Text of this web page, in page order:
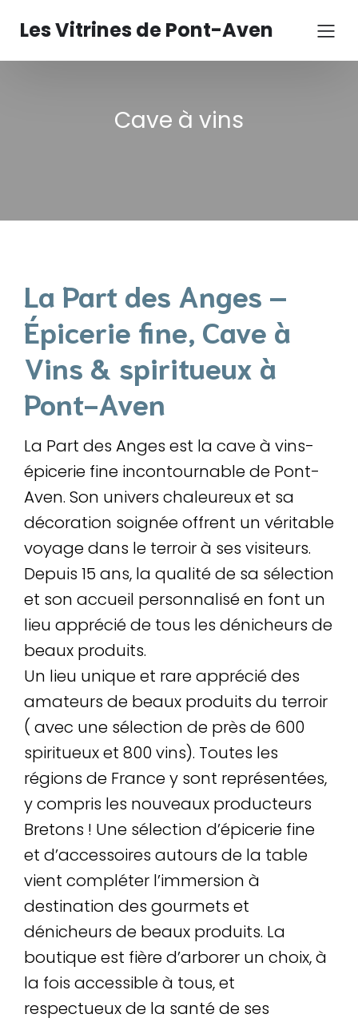
Les Vitrines de Pont-Aven
Cave à vins
La Part des Anges –
Épicerie fine, Cave à
Vins & spiritueux à
Pont-Aven
La Part des Anges est la cave à vins-
épicerie fine incontournable de Pont-
Aven. Son univers chaleureux et sa
décoration soignée offrent un véritable
voyage dans le terroir à ses visiteurs.
Depuis 15 ans, la qualité de sa sélection
et son accueil personnalisé en font un
lieu apprécié de tous les dénicheurs de
beaux produits.
Un lieu unique et rare apprécié des
amateurs de beaux produits du terroir
( avec une sélection de près de 600
spiritueux et 800 vins). Toutes les
régions de France y sont représentées,
y compris les nouveaux producteurs
Bretons ! Une sélection d’épicerie fine
et d’accessoires autours de la table
vient compléter l’immersion à
destination des gourmets et
dénicheurs de beaux produits. La
boutique est fière d’arborer un choix, à
la fois accessible à tous, et
respectueux de la santé de ses